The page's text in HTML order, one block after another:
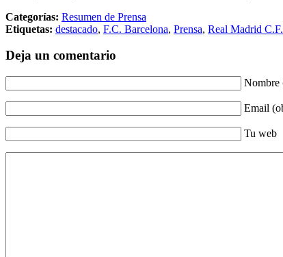
Categorías: Resumen de Prensa
Etiquetas: destacado, F.C. Barcelona, Prensa, Real Madrid C.F.
Deja un comentario
Nombre
Email
Tu web